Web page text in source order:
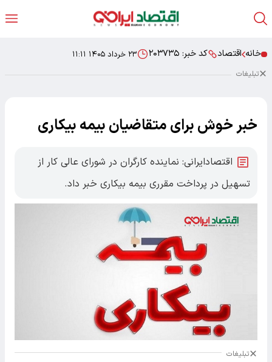
خانه اقتصاد کد خبر: ۲۰۳۷۳۵ ۲۳ خرداد ۱۴۰۵ ۱۱:۱۱
تبلیغات
‌خبر خوش برای متقاضیان بیمه بیکاری
اقتصادایرانی: نماینده کارگران در شورای عالی کار از
تسهیل در پرداخت مقرری بیمه بیکاری خبر داد.
تبلیغات